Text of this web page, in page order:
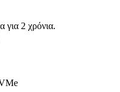
για 2 χρόνια.